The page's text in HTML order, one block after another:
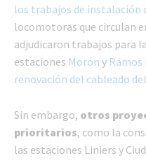
los trabajos de instalación
locomotoras que circulan
adjudicaron trabajos para
estaciones Morón y Ramos
renovación del cableado
Sin embargo, otros
prioritarios, como la
las estaciones Liniers y